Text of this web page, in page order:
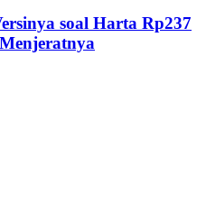
soal Harta Rp237